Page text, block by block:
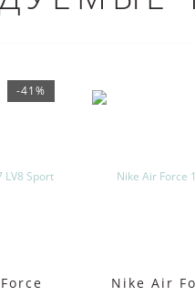
-41%
Nike Air